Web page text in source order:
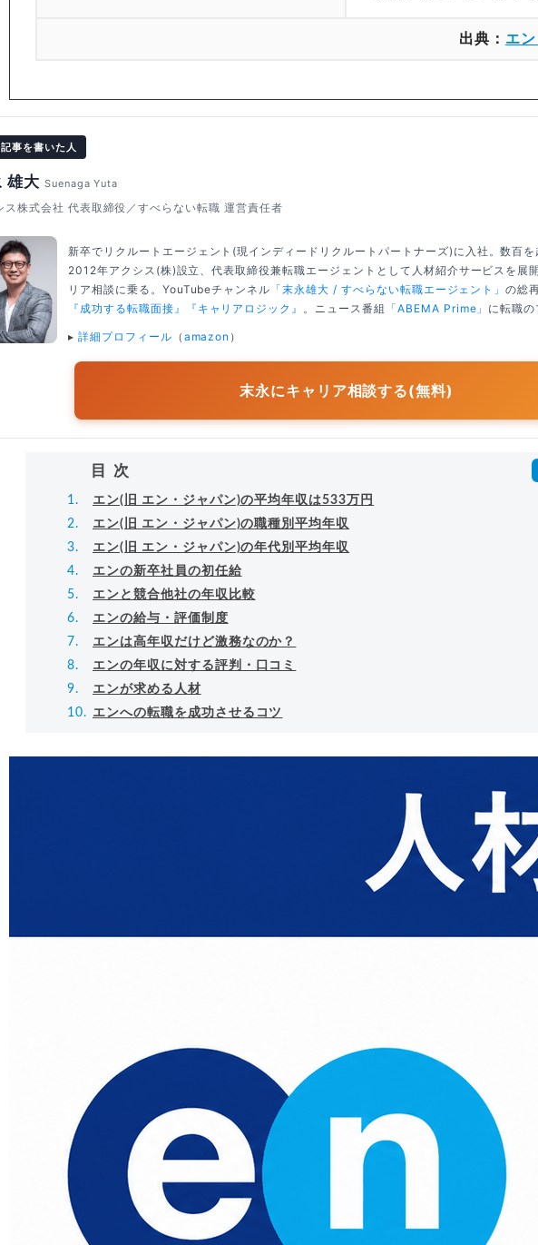
出典： エ
事を書いた人
雄大 Suenaga Yuta
ス株式会社 代表取締役／すべらない転職 運営責任者
新卒でリクルートエージェント(現インディードリクルートパートナーズ)に入社。数百を
2012年アクシス(株)設立、代表取締役兼転職エージェントとして人材紹介サービスを展
リア相談に乗る。YouTubeチャンネル 「末永雄大 / すべらない転職エージェント」の総
『成功する転職面接』
『キャリアロジック』 。ニュース番組 「ABEMA Prime」 に転職の
▸ 詳細プロフィール （ amazon ）
末永にキャリア相談する(無料)
目次
エン(旧 エン・ジャパン)の平均年収は533万円
エン(旧 エン・ジャパン)の職種別平均年収
エン(旧 エン・ジャパン)の年代別平均年収
エンの新卒社員の初任給
エンと競合他社の年収比較
エンの給与・評価制度
エンは高年収だけど激務なのか？
エンの年収に対する評判・口コミ
エンが求める人材
エンへの転職を成功させるコツ